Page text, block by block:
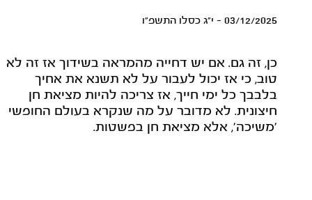
03/12/2025 - י"ג כסלו התשפ"ו
כן, זה גם. אם יש דחייה מהמראה בשידוך אז זה לא
טוב, כי אז יכול לעבור על לא תשנא את אחיך
בלבבך כל ימי חייך, אז צריכה להיות מציאת חן
חיצונית. לא מדובר על מה שנקרא בעולם החופשי
'משיכה', אלא מציאת חן בפשטות.